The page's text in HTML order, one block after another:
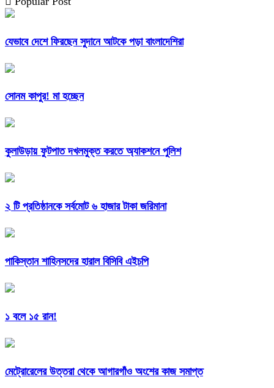
যেভাবে দেশে ফিরছেন সুদানে আটকে পড়া বাংলাদেশিরা
সোনম কাপুর! মা হচ্ছেন
কুলাউড়ায় ফুটপাত দখলমুক্ত করতে অ্যাকশনে পুলিশ
২ টি প্রতিষ্ঠানকে সর্বমোট ৬ হাজার টাকা জরিমানা
পাকিস্তান শাহিনসদের হারাল বিসিবি এইচপি
১ বলে ১৫ রান!
মেট্রোরেলের উত্তরা থেকে আগারগাঁও অংশের কাজ সমাপ্ত